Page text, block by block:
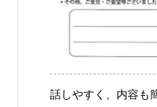
話しやすく、内容も